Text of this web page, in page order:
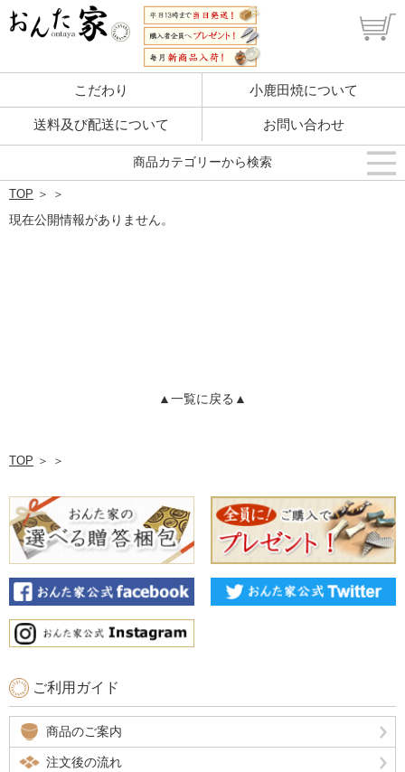
こだわり 小鹿田焼について
送料及び配送について お問い合わせ
TOP ＞ ＞
現在公開情報がありません。
▲一覧に戻る▲
TOP ＞ ＞
商品カテゴリーから検索
ご利用ガイド
商品のご案内
注文後の流れ